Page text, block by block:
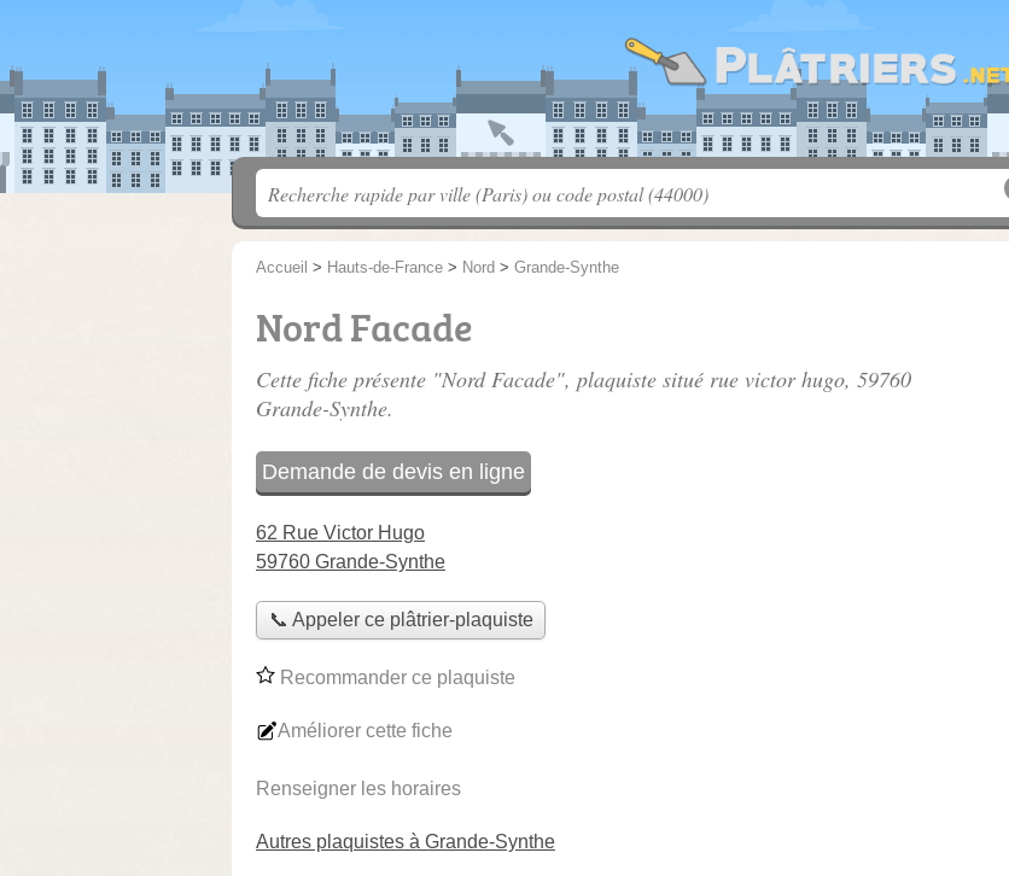
Accueil > Hauts-de-France > Nord > Grande-Synthe
Nord Facade
Cette fiche présente "Nord Facade", plaquiste situé rue victor hugo, 59760
Grande-Synthe.
Demande de devis en ligne
62 Rue Victor Hugo
59760 Grande-Synthe
📞 Appeler ce plâtrier-plaquiste
Recommander ce plaquiste
Améliorer cette fiche
Renseigner les horaires
Autres plaquistes à Grande-Synthe